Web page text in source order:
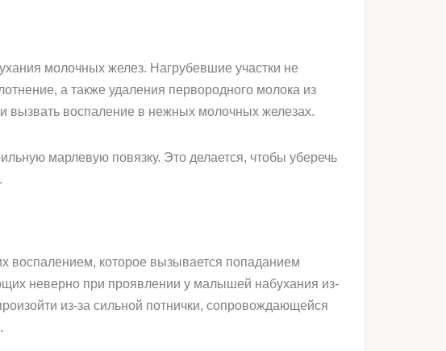
молочных желез. Нагрубевшие участки не
а также удаления первородного молока из
вызвать воспаление в нежных молочных железах.
марлевую повязку. Это делается, чтобы уберечь
воспалением, которое вызывается попаданием
неверно при проявлении у малышей набухания из-
из-за сильной потнички, сопровождающейся